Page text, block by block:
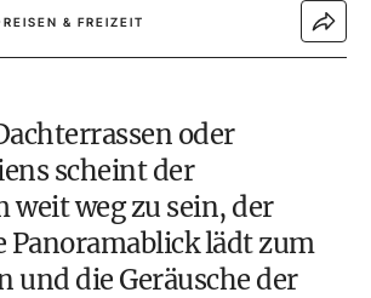
REISEN & FREIZEIT
oder
scheint der
weit weg zu sein, der
Panoramablick lädt zum
und die Geräusche der